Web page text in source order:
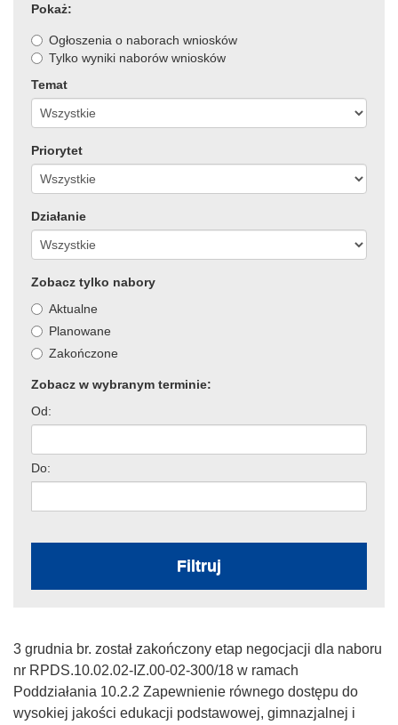
Pokaż:
Ogłoszenia o naborach wniosków
Tylko wyniki naborów wniosków
Temat
Priorytet
Działanie
Zobacz tylko nabory
Aktualne
Planowane
Zakończone
Zobacz w wybranym terminie:
Od:
Do:
Filtruj
3 grudnia br. został zakończony etap negocjacji dla naboru
nr RPDS.10.02.02-IZ.00-02-300/18 w ramach
Poddziałania 10.2.2 Zapewnienie równego dostępu do
wysokiej jakości edukacji podstawowej, gimnazjalnej i